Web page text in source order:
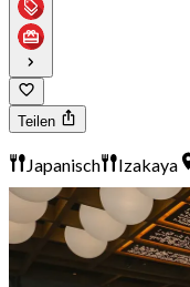
Teilen
Japanisch Izakaya